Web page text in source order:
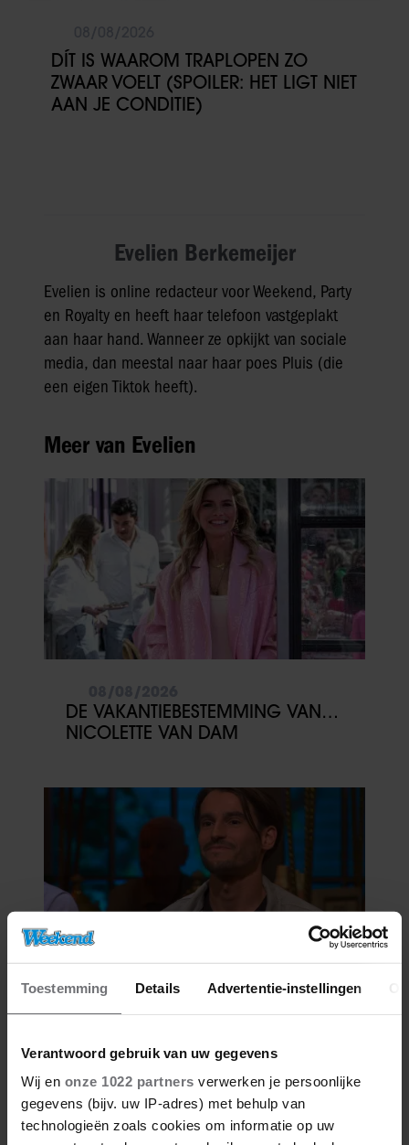
Toestemming Details Advertentie-instellingen
Verantwoord gebruik van uw gegevens
Wij en onze 1022 partners verwerken je persoonlijke
gegevens (bijv. uw IP-adres) met behulp van
technologieën zoals cookies om informatie op uw
DÍT IS WAAROM TRAPLOPEN ZO
ZWAAR VOELT (SPOILER: HET LIGT NIET
AAN JE CONDITIE)
Evelien Berkemeijer
Evelien is online redacteur voor Weekend, Party
en Royalty en heeft haar telefoon vastgeplakt
aan haar hand. Wanneer ze opkijkt van sociale
media, dan meestal naar haar poes Pluis (die
een eigen Tiktok heeft).
Meer van Evelien
DE VAKANTIEBESTEMMING VAN…
NICOLETTE VAN DAM
06/08/2026
VICTOR VLAM BEKRITISEERT TIM
OVER VADER IVO: ‘EEN BEETJE
ONSYMPATHIEK’